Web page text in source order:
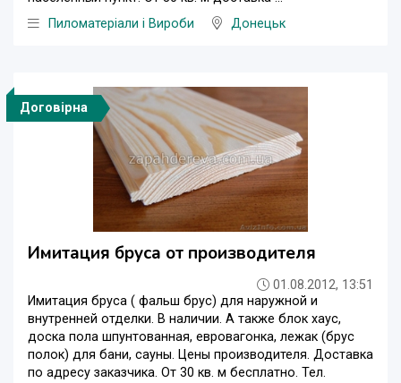
Пиломатеріали і Вироби
Донецьк
Договірна
Имитация бруса от производителя
01.08.2012, 13:51
Имитация бруса ( фальш брус) для наружной и
внутренней отделки. В наличии. А также блок хаус,
доска пола шпунтованная, евровагонка, лежак (брус
полок) для бани, сауны. Цены производителя. Доставка
по адресу заказчика. От 30 кв. м бесплатно. Тел.